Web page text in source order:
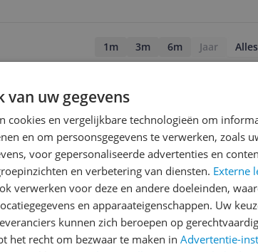
1m 3m 6m Jaar Alles
uw gegevens
cookies en vergelijkbare technologieën om
en om persoonsgegevens te verwerken, zoals
voor gepersonaliseerde advertenties en
en verbetering van diensten. Externe
verwerken voor deze en andere doeleinden,
en apparaateigenschappen. Uw
kunnen zich beroepen op
het recht om bezwaar te maken in Advertentie-